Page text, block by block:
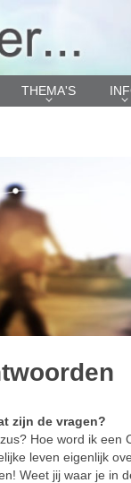
zijn de vragen?
Hoe word ik
leven eigenlijk
Weet jij waar je in
THEMA'S